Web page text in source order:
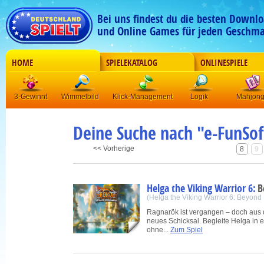
Bei uns findest du die besten
und Online Games für jeden
HOME SPIELEKATALOG ONLINESPIELE
3-Gewinnt Wimmelbild Klick-Management Logik Mahjong
Deine Suche nach "e-
<< Vorherige 8 9
Helga the Viking Warrior 6:
(Helga the Viking Warrior 6: Beyond
Ragnarök ist vergangen – doch aus
neues Schicksal. Begleite Helga in
ohne... Zum Spiel